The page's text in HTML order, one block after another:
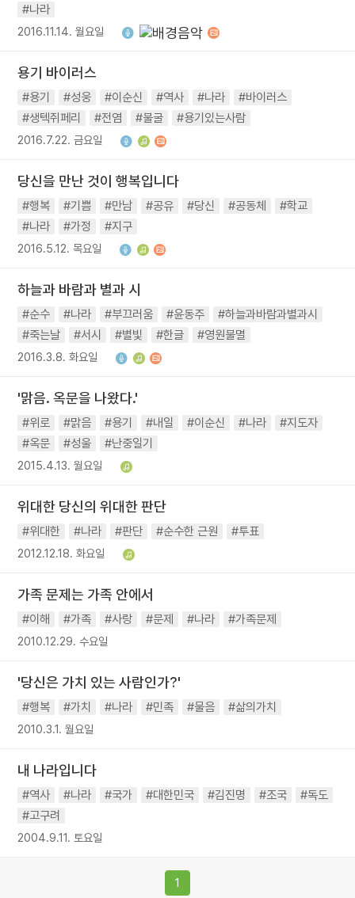
#나라
2016.11.14. 월요일
용기 바이러스
#용기 #성웅 #이순신 #역사 #나라
#바이러스
#생텍쥐페리
#전염 #불굴 #용기있는사람
2016.7.22. 금요일
당신을 만난 것이 행복입니다
#행복 #기쁨 #만남 #공유 #당신 #공동체
#학교
#나라
#가정 #지구
2016.5.12. 목요일
하늘과 바람과 별과 시
#순수 #나라 #부끄러움 #윤동주
#하늘과바람과별과시
#죽는날
#서시 #별빛 #한글 #영원불멸
2016.3.8. 화요일
'맑음. 옥문을 나왔다.'
#위로 #맑음 #용기 #내일 #이순신 #나라
#지도자
#옥문
#성울 #난중일기
2015.4.13. 월요일
위대한 당신의 위대한 판단
#위대한 #나라 #판단 #순수한 근원 #투표
2012.12.18. 화요일
가족 문제는 가족 안에서
#이해 #가족 #사랑 #문제 #나라 #가족문제
2010.12.29. 수요일
'당신은 가치 있는 사람인가?'
#행복 #가치 #나라 #민족 #물음 #삶의가치
2010.3.1. 월요일
내 나라입니다
#역사 #나라 #국가 #대한민국 #김진명 #조국
#독도
#고구려
2004.9.11. 토요일
1